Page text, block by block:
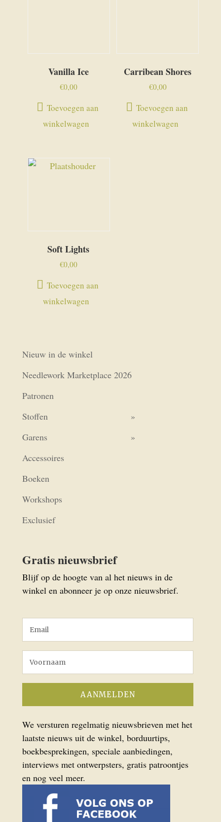
Vanilla Ice
€0,00
Toevoegen aan
winkelwagen
Carribean Shores
€0,00
Toevoegen aan
winkelwagen
Soft Lights
€0,00
Toevoegen aan
winkelwagen
Nieuw in de winkel
Needlework Marketplace 2026
Patronen
Stoffen
Garens
Accessoires
Boeken
Workshops
Exclusief
Gratis nieuwsbrief
Blijf op de hoogte van al het nieuws in de
winkel en abonneer je op onze nieuwsbrief.
We versturen regelmatig nieuwsbrieven met het
laatste nieuws uit de winkel, borduurtips,
boekbesprekingen, speciale aanbiedingen,
interviews met ontwerpsters, gratis patroontjes
en nog veel meer.